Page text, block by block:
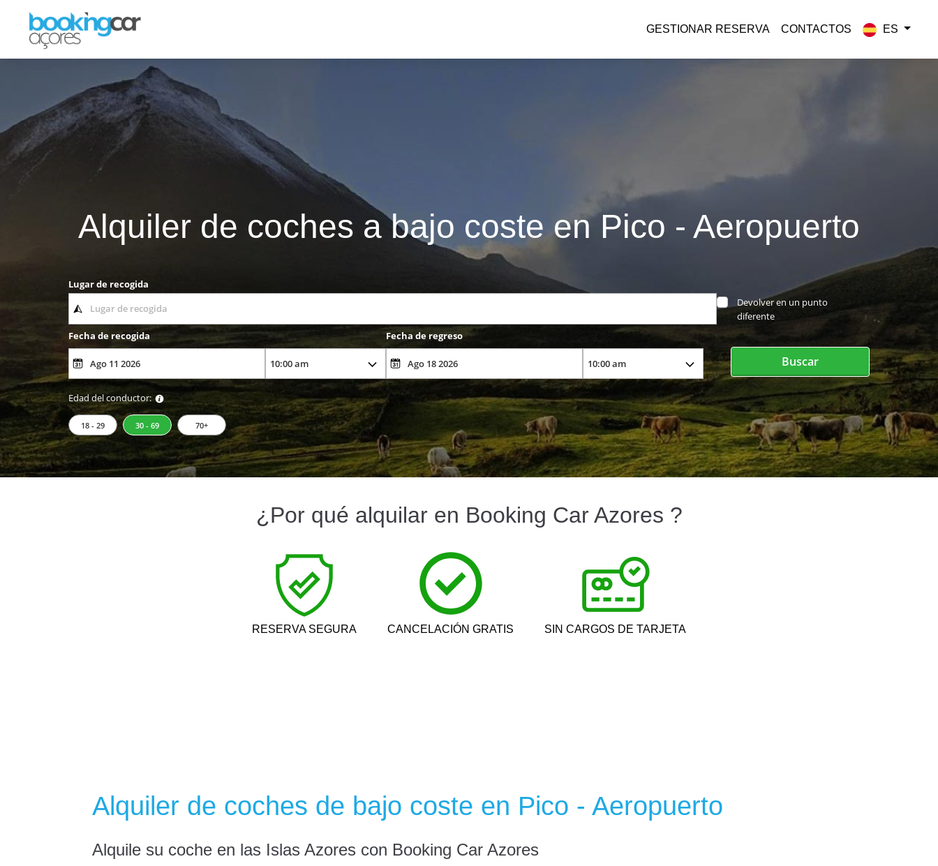
GESTIONAR RESERVA CONTACTOS ES
Alquiler de coches a bajo coste en Pico - Aeropuerto
Lugar de recogida
Devolver en un punto
diferente
Fecha de recogida
Fecha de regreso
Edad del conductor:
18 - 29 30 - 69 70+
Buscar
¿Por qué alquilar en Booking Car Azores ?
RESERVA SEGURA CANCELACIÓN GRATIS SIN CARGOS DE TARJETA
Alquiler de coches de bajo coste en Pico - Aeropuerto
Alquile su coche en las Islas Azores con Booking Car Azores